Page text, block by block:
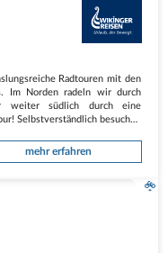
Radtouren mit den
Im Norden radeln wir durch
weiter südlich durch eine
Selbstverständlich besuchen
mehr erfahren